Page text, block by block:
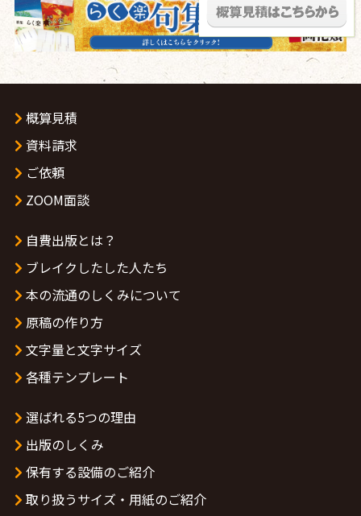
概算見積
資料請求
ご依頼
ZOOM面談
自費出版とは？
ブレイクしたした人たち
本の流通のしくみについて
原稿の作り方
文字量と文字サイズ
各種テンプレート
選ばれる5つの理由
出版のしくみ
保有する設備のご紹介
取り扱うサイズ・用紙のご紹介